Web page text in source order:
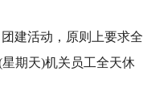
建活动，原则上要求全
期天)机关员工全天休